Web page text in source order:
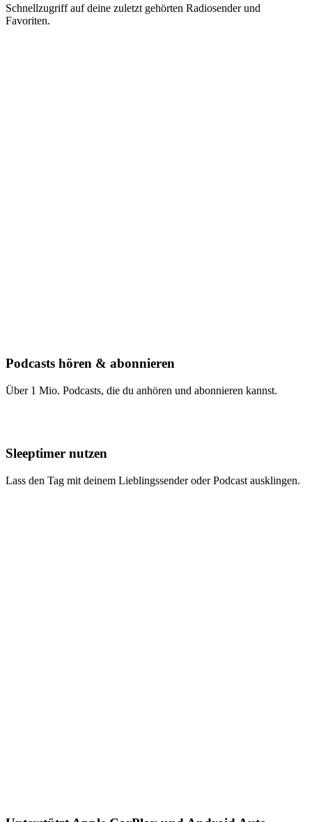
Schnellzugriff auf deine zuletzt gehörten Radiosender und
Favoriten.
Podcasts hören & abonnieren
Über 1 Mio. Podcasts, die du anhören und abonnieren kannst.
Sleeptimer nutzen
Lass den Tag mit deinem Lieblingssender oder Podcast ausklingen.